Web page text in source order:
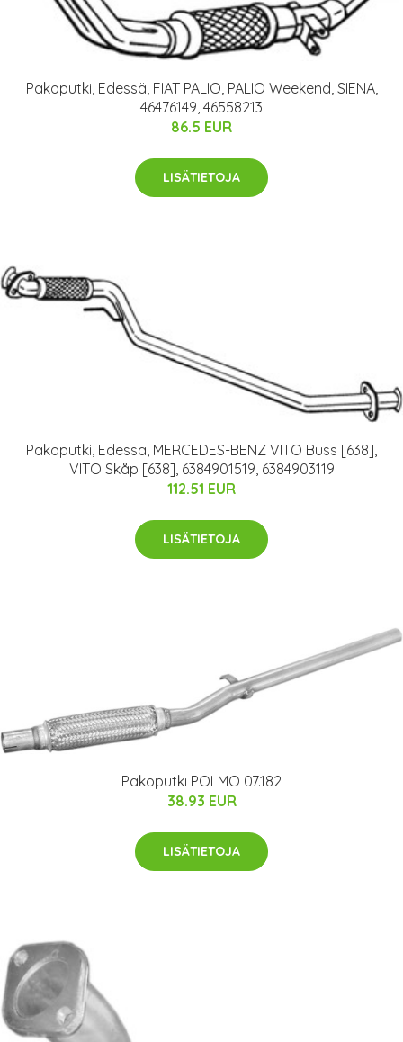
Pakoputki, Edessä, FIAT PALIO, PALIO Weekend, SIENA,
46476149, 46558213
86.5 EUR
LISÄTIETOJA
Pakoputki, Edessä, MERCEDES-BENZ VITO Buss [638],
VITO Skåp [638], 6384901519, 6384903119
112.51 EUR
LISÄTIETOJA
Pakoputki POLMO 07.182
38.93 EUR
LISÄTIETOJA